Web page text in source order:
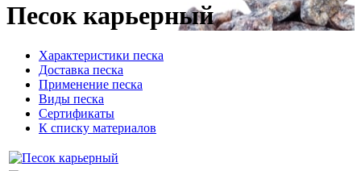
Песок карьерный
Характеристики песка
Доставка песка
Применение песка
Виды песка
Сертификаты
К списку материалов